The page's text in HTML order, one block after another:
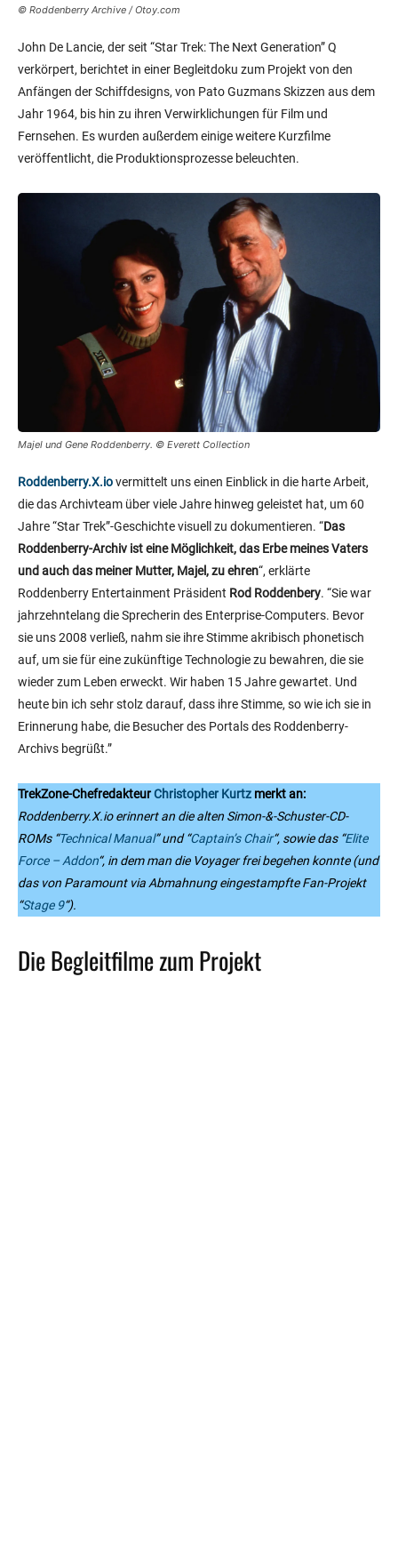
© Roddenberry Archive / Otoy.com
John De Lancie, der seit “Star Trek: The Next Generation” Q
verkörpert, berichtet in einer Begleitdoku zum Projekt von den
Anfängen der Schiffdesigns, von Pato Guzmans Skizzen aus dem
Jahr 1964, bis hin zu ihren Verwirklichungen für Film und
Fernsehen. Es wurden außerdem einige weitere Kurzfilme
veröffentlicht, die Produktionsprozesse beleuchten.
Majel und Gene Roddenberry. © Everett Collection
Roddenberry.X.iovermittelt uns einen Einblick in die harte Arbeit,
die das Archivteam über viele Jahre hinweg geleistet hat, um 60
Jahre “Star Trek”-Geschichte visuell zu dokumentieren. “Das
Roddenberry-Archiv ist eine Möglichkeit, das Erbe meines Vaters
und auch das meiner Mutter, Majel, zu ehren“, erklärte
Roddenberry Entertainment Präsident Rod Roddenbery. “Sie war
jahrzehntelang die Sprecherin des Enterprise-Computers. Bevor
sie uns 2008 verließ, nahm sie ihre Stimme akribisch phonetisch
auf, um sie für eine zukünftige Technologie zu bewahren, die sie
wieder zum Leben erweckt. Wir haben 15 Jahre gewartet. Und
heute bin ich sehr stolz darauf, dass ihre Stimme, so wie ich sie in
Erinnerung habe, die Besucher des Portals des Roddenberry-
Archivs begrüßt.”
TrekZone-ChefredakteurChristopher Kurtz merkt an:
Roddenberry.X.io erinnert an die alten Simon-&-Schuster-CD-
ROMs “Technical Manual” und “Captain’s Chair“, sowie das “Elite
Force – Addon“, in dem man die Voyager frei begehen konnte (und
das von Paramount via Abmahnung eingestampfte Fan-Projekt
“Stage 9“).
Die Begleitfilme zum Projekt